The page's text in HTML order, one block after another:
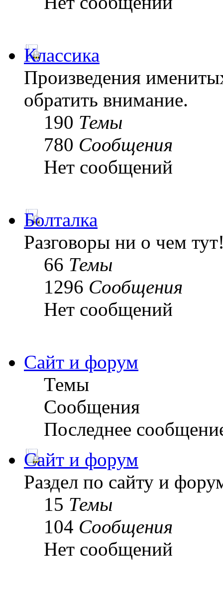
Классика
Произведения
обратить внимание.
190 Темы
780 Сообщения
Нет сообщений
Болталка
Разговоры ни о чем
66 Темы
1296 Сообщения
Нет сообщений
Сайт и форум
Темы
Сообщения
Последнее
Сайт и форум
Раздел по сайту и
15 Темы
104 Сообщения
Нет сообщений